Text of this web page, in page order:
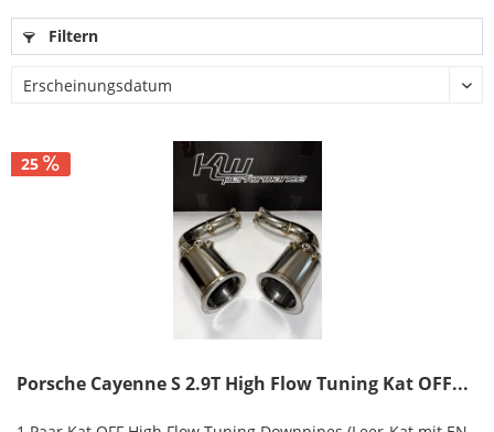
Filtern
25
Porsche Cayenne S 2.9T High Flow Tuning Kat OFF...